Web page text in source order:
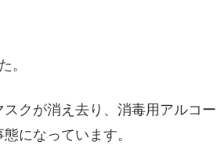
クが消え去り、消毒用アルコー
になっています。